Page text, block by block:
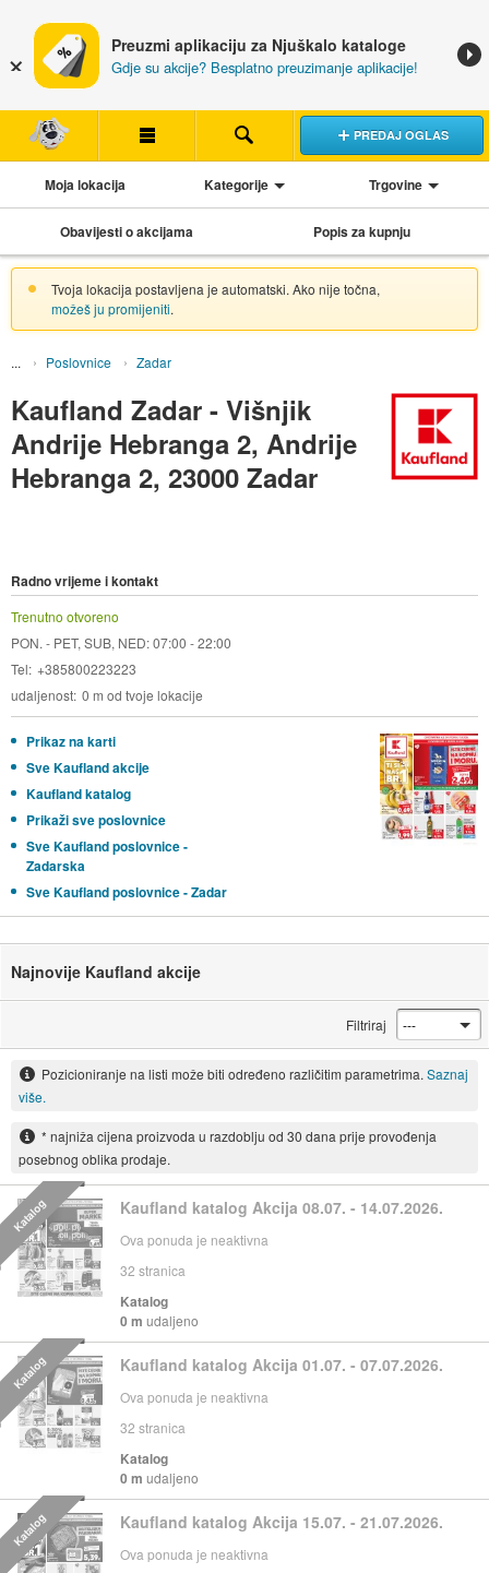
Preuzmi aplikaciju za Njuškalo kataloge
Gdje su akcije? Besplatno preuzimanje aplikacije!
PREDAJ OGLAS
Moja lokacija Kategorije Trgovine
Obavijesti o akcijama Popis za kupnju
Tvoja lokacija postavljena je automatski. Ako nije točna,
možeš ju promijeniti.
Poslovnice Zadar
Kaufland Zadar - Višnjik
Andrije Hebranga 2, Andrije
Hebranga 2, 23000 Zadar
Radno vrijeme i kontakt
Trenutno otvoreno
PON. - PET, SUB, NED: 07:00 - 22:00
Tel +385800223223
udaljenost 0 m od tvoje lokacije
Prikaz na karti
Sve Kaufland akcije
Kaufland katalog
Prikaži sve poslovnice
Sve Kaufland poslovnice -
Zadarska
Sve Kaufland poslovnice - Zadar
Najnovije Kaufland akcije
Filtriraj
Pozicioniranje na listi može biti određeno različitim parametrima. Saznaj
više.
* najniža cijena proizvoda u razdoblju od 30 dana prije provođenja
posebnog oblika prodaje.
Kaufland katalog Akcija 08.07. - 14.07.2026.
Ova ponuda je neaktivna
32 stranica
Katalog
0 m udaljeno
Katalog
Kaufland katalog Akcija 01.07. - 07.07.2026.
Ova ponuda je neaktivna
32 stranica
Katalog
0 m udaljeno
Katalog
Kaufland katalog Akcija 15.07. - 21.07.2026.
Ova ponuda je neaktivna
Katalog